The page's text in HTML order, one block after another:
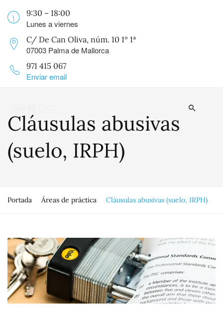
9:30 – 18:00
Lunes a viernes
C/ De Can Oliva, núm. 10 1º 1ª
07003 Palma de Mallorca
971 415 067
Enviar email
Cláusulas abusivas
(suelo, IRPH)
Portada Áreas de práctica Cláusulas abusivas (suelo, IRPH)